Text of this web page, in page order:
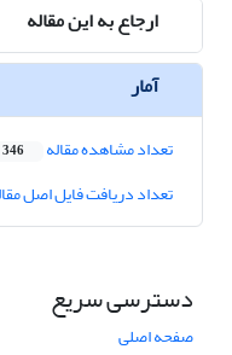
ارجاع به این مقاله
آمار
تعداد مشاهده مقاله 346
تعداد دریافت فایل اصل
دسترسی سریع
صفحه اصلی